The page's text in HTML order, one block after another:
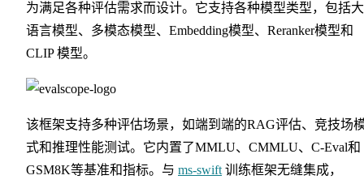
为满足各种评估需求而设计。它支持各种模型类型，包括
语言模型、多模态模型、Embedding模型、Reranker模型和
CLIP 模型。
该框架支持多种评估场景，如端到端的RAG评估、竞技场
式和推理性能测试。它内置了MMLU、CMMLU、C-Eval和
GSM8K等基准和指标。与 ms-swift 训练框架无缝集成，